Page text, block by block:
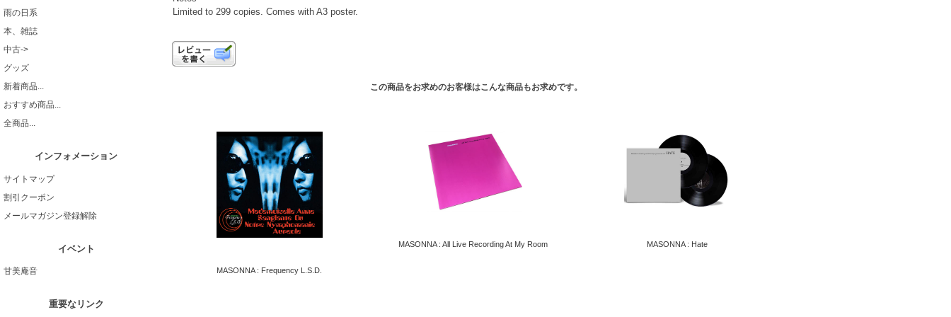
雨の日系
本、雑誌
中古->
グッズ
新着商品...
おすすめ商品...
全商品...
インフォメーション
サイトマップ
割引クーポン
メールマガジン登録解除
イベント
甘美庵音
重要なリンク
Limited to 299 copies. Comes with A3 poster.
この商品をお求めのお客様はこんな商品もお求めです。
MASONNA : Frequency L.S.D.
MASONNA : All Live Recording At My Room MASONNA : Hate